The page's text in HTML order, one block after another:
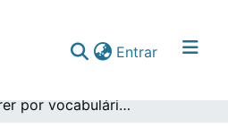
Entrar(current)
Percorrer por vocabulário controlado